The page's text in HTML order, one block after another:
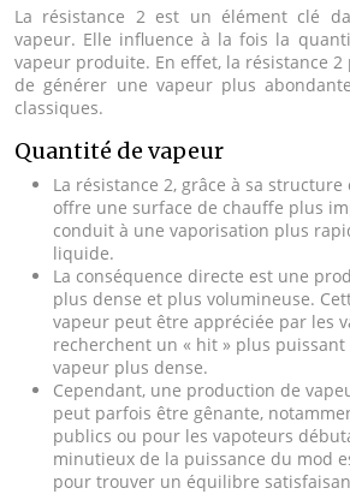
La résistance 2 est un élément clé
vapeur. Elle influence à la fois la
vapeur produite. En effet, la résistance
de générer une vapeur plus
classiques.
Quantité de vapeur
La résistance 2, grâce à sa
offre une surface de chauffe plus
conduit à une vaporisation plus
liquide.
La conséquence directe est une
plus dense et plus volumineuse.
vapeur peut être appréciée par les
recherchent un « hit » plus
vapeur plus dense.
Cependant, une production de
peut parfois être gênante,
publics ou pour les vapoteurs
minutieux de la puissance du mod
pour trouver un équilibre